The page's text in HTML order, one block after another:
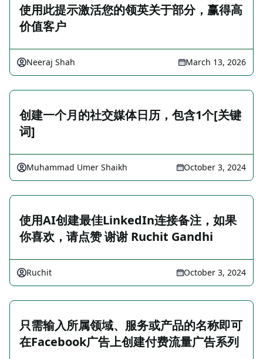
使用此提示激活您的领英关于部分，赢得高
价值客户
Neeraj Shah March 13, 2026
创建一个月的社交媒体日历，包含1个[关键
词]
Muhammad Umer Shaikh October 3, 2024
使用AI创建最佳LinkedIn连接备注，如果
你喜欢，请点赞 谢谢 Ruchit Gandhi
Ruchit October 3, 2024
只需输入所属领域、服务或产品的名称即可
在Facebook广告上创建付费流量广告系列